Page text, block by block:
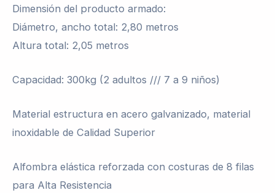
Dimensión del producto armado:
Diámetro, ancho total: 2,80 metros
Altura total: 2,05 metros
Capacidad: 300kg (2 adultos /// 7 a 9 niños)
Material estructura en acero galvanizado, material
inoxidable de Calidad Superior
Alfombra elástica reforzada con costuras de 8 filas
para Alta Resistencia